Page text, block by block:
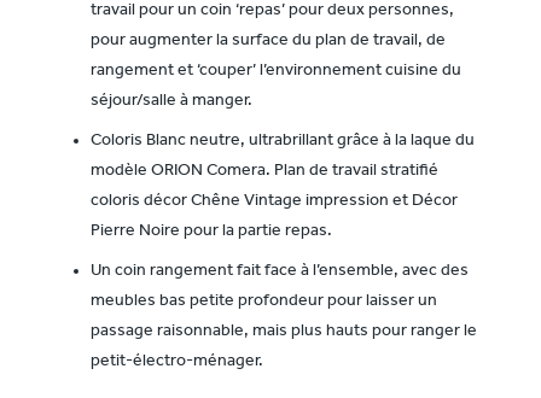
travail pour un coin ‘repas’ pour deux personnes,
pour augmenter la surface du plan de travail, de
rangement et ‘couper’ l’environnement cuisine du
séjour/salle à manger.
Coloris Blanc neutre, ultrabrillant grâce à la laque du
modèle ORION Comera. Plan de travail stratifié
coloris décor Chêne Vintage impression et Décor
Pierre Noire pour la partie repas.
Un coin rangement fait face à l’ensemble, avec des
meubles bas petite profondeur pour laisser un
passage raisonnable, mais plus hauts pour ranger le
petit-électro-ménager.